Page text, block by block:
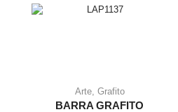
CRETACOLOR
Arte, Grafito
BARRA GRAFITO